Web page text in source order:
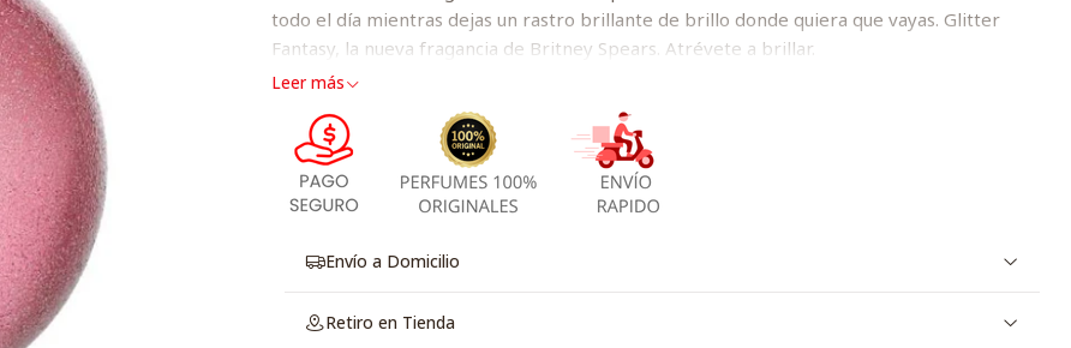
todo el día mientras dejas un rastro brillante de brillo donde quiera que vayas. Glitter
Fantasy, la nueva fragancia de Britney Spears. Atrévete a brillar.
Leer más
Envío a Domicilio
Retiro en Tienda